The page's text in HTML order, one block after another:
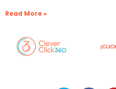
Read More »